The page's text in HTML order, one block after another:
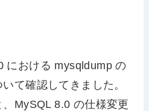
における mysqldump の
て確認してきました。
MySQL 8.0 の仕様変更